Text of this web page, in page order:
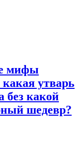
мифы
утварь
без какой
шедевр?